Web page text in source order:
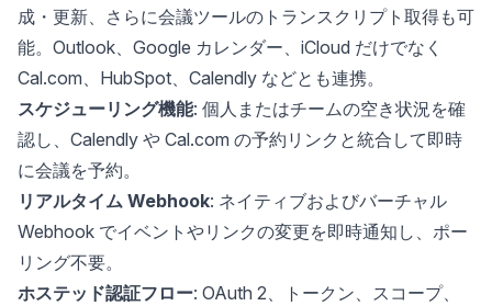
成・更新、さらに会議ツールのトランスクリプト取得も可
能。Outlook、Google カレンダー、iCloud だけでなく
Cal.com、HubSpot、Calendly などとも連携。
スケジューリング機能: 個人またはチームの空き状況を確
認し、Calendly や Cal.com の予約リンクと統合して即時
に会議を予約。
リアルタイム Webhook: ネイティブおよびバーチャル
Webhook でイベントやリンクの変更を即時通知し、ポー
リング不要。
ホステッド認証フロー: OAuth 2、トークン、スコープ、